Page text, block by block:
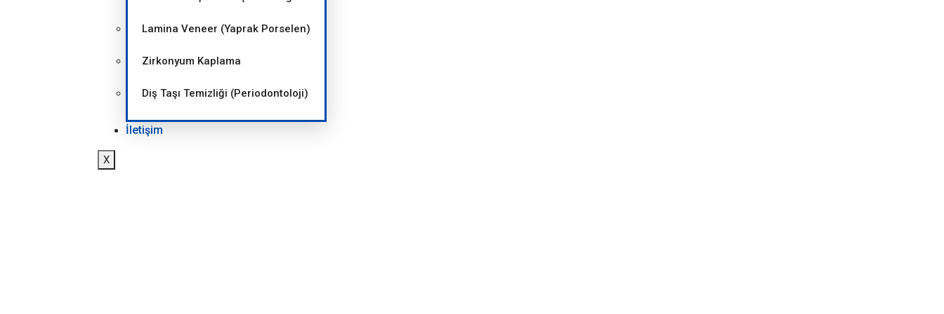
Lamina Veneer (Yaprak Porselen)
Zirkonyum Kaplama
Diş Taşı Temizliği (Periodontoloji)
İletişim
X